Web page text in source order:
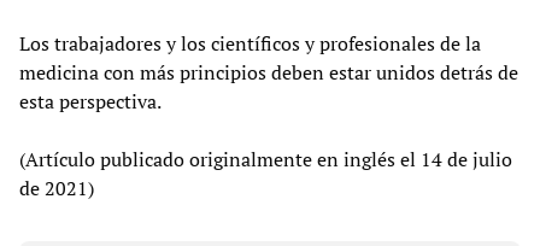
Los trabajadores y los científicos y profesionales de la
medicina con más principios deben estar unidos detrás de
esta perspectiva.
(Artículo publicado originalmente en inglés el 14 de julio
de 2021)